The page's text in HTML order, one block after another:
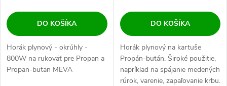
DO KOŠÍKA
Horák plynový - okrúhly -
800W na rukoväť pre Propan a
Propan-butan MEVA
DO KOŠÍKA
Horák plynový na kartuše
Propán-bután. Široké použitie,
napríklad na spájanie medených
rúrok, varenie, zapaľovanie krbu.